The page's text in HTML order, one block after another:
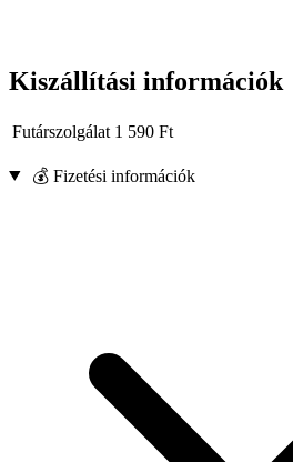
Kiszállítási információk
Futárszolgálat 1 590 Ft
💰 Fizetési információk